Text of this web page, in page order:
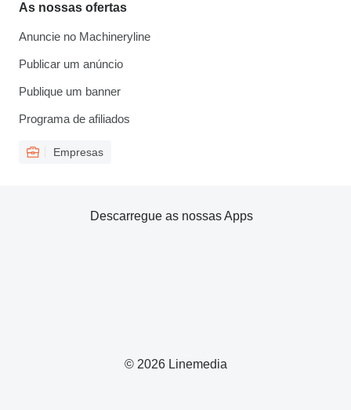
As nossas ofertas
Anuncie no Machineryline
Publicar um anúncio
Publique um banner
Programa de afiliados
Empresas
© 2026 Linemedia
Descarregue as nossas Apps